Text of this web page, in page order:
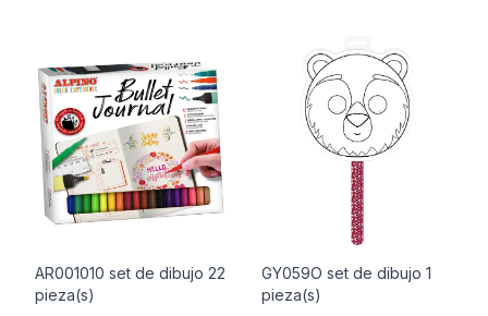
AR001010 set de dibujo 22
pieza(s)
GY059O set de dibujo 1
pieza(s)